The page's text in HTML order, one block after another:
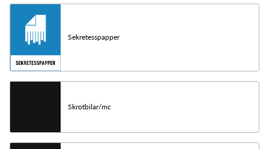
Sekretesspapper
Skrotbilar/mc